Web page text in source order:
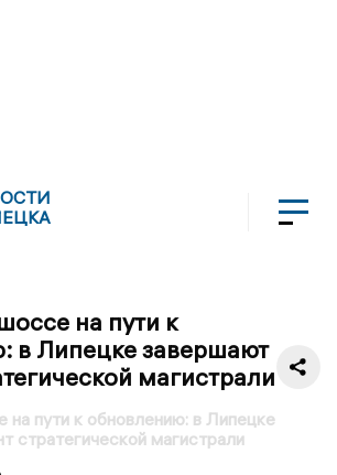
на пути к
в Липецке завершают
магистрали
на пути к обновлению: в Липецке
стратегической магистрали